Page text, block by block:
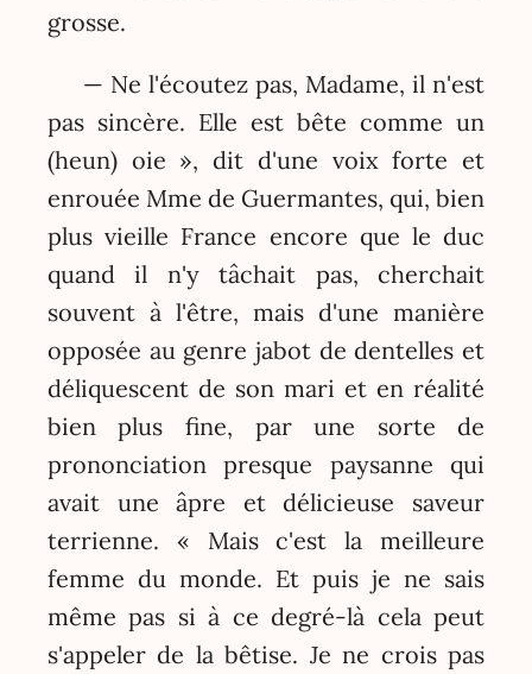
grosse.
— Ne l'écoutez pas, Madame, il n'est
pas sincère. Elle est bête comme un
(heun) oie », dit d'une voix forte et
enrouée Mme de Guermantes, qui, bien
plus vieille France encore que le duc
quand il n'y tâchait pas, cherchait
souvent à l'être, mais d'une manière
opposée au genre jabot de dentelles et
déliquescent de son mari et en réalité
bien plus fine, par une sorte de
prononciation presque paysanne qui
avait une âpre et délicieuse saveur
terrienne. « Mais c'est la meilleure
femme du monde. Et puis je ne sais
même pas si à ce degré-là cela peut
s'appeler de la bêtise. Je ne crois pas